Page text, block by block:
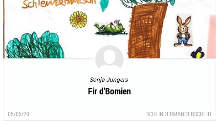
Sonja Jungers
Fir d’Bomien
05/05/20 SCHLINDERMANDERSCHEID